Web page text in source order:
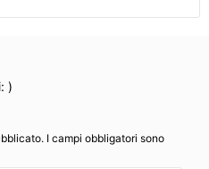
)
I campi obbligatori sono